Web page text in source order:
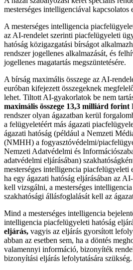
mesterséges intelligenciával kapcsolatos
A mesterséges intelligencia
az AI-rendelet szerinti piacfelügyeleti
hatóság közigazgatási bírságot
rendszer jogellenes alkalmazását, és
jogellenes magatartás megszüntetésére.
A bírság maximális összege az AI-
euróban kifejezett összegeknek
lehet. Tiltott AI-gyakorlatok be nem
maximális összege 13,3 milliárd forint
rendszer olyan ágazatban kerül
a felügyeletéért más ágazati
ágazati hatóság (például a Nemzeti
(NMHH) a fogyasztóvédelmi/
Nemzeti Adatvédelmi és
adatvédelmi eljárásában)
mesterséges intelligencia piacfelügyeleti
ha egy ágazati hatóság eljárásában az
kell vizsgálni, a mesterséges
szakhatósági állásfoglalását kell az
Mind a mesterséges intelligencia
intelligencia piacfelügyeleti hatóság
eljárás, vagyis az eljárás gyorsított
abban az esetben sem, ha a döntés
valamennyi információ, bizonyíték
bizonyítási eljárás lefolytatására szükség.